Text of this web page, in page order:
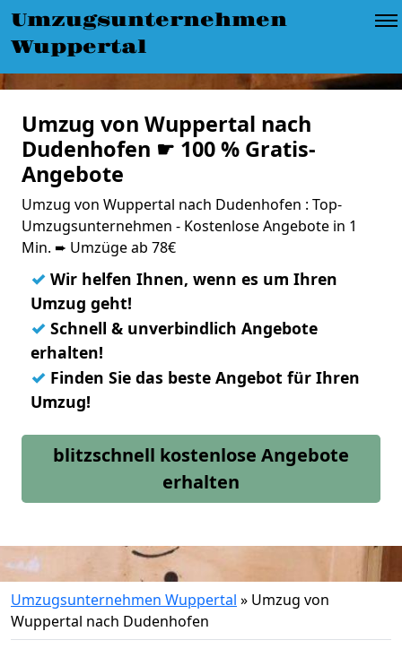
Umzugsunternehmen
Wuppertal
Umzug von Wuppertal nach
Dudenhofen ☛ 100 % Gratis-
Angebote
Umzug von Wuppertal nach Dudenhofen : Top-
Umzugsunternehmen - Kostenlose Angebote in 1
Min. ➨ Umzüge ab 78€
✓ Wir helfen Ihnen, wenn es um Ihren
Umzug geht!
✓ Schnell & unverbindlich Angebote
erhalten!
✓ Finden Sie das beste Angebot für Ihren
Umzug!
blitzschnell kostenlose Angebote
erhalten
Umzugsunternehmen Wuppertal » Umzug von
Wuppertal nach Dudenhofen